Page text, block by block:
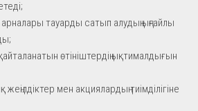
тауарды сатып алудың ыңғайлы
өтініштердің ықтималдығын
мен акциялардың тиімділігіне